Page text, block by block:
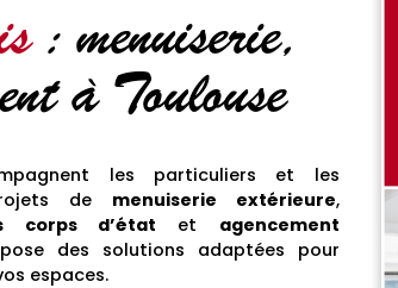
: menuiserie,
à Toulouse
les particuliers et les
de menuiserie extérieure,
corps d’état et agencement
des solutions adaptées pour
espaces.